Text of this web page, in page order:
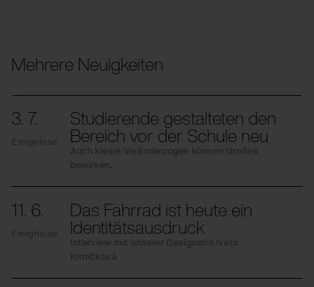
Mehrere Neuigkeiten
3. 7.
Ereignisse
Studierende gestalteten den
Bereich vor der Schule neu
Auch kleine Veränderungen können Großes
bewirken.
11. 6.
Ereignisse
Das Fahrrad ist heute ein
Identitätsausdruck
Interview mit unserer Designerin Iveta
Krmíčková